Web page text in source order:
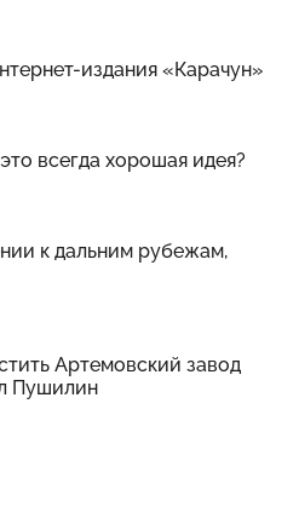
издания «Карачун»
всегда хорошая идея?
к дальним рубежам,
Артемовский завод
Пушилин